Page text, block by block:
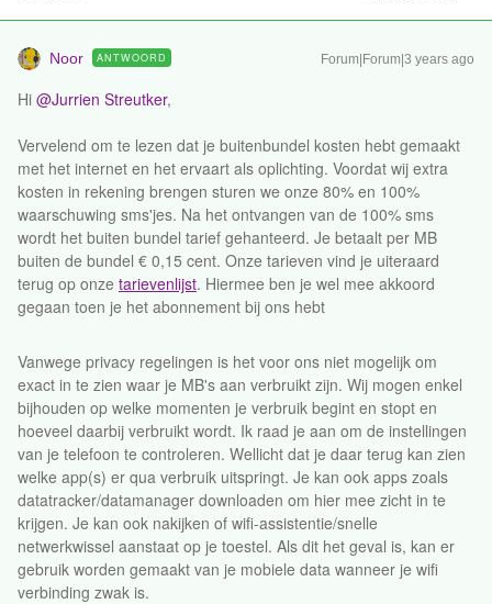
Noor ANTWOORD Forum|Forum|3 years ago
Hi @Jurrien Streutker,
Vervelend om te lezen dat je buitenbundel kosten hebt gemaakt
met het internet en het ervaart als oplichting. Voordat wij extra
kosten in rekening brengen sturen we onze 80% en 100%
waarschuwing sms'jes. Na het ontvangen van de 100% sms
wordt het buiten bundel tarief gehanteerd. Je betaalt per MB
buiten de bundel € 0,15 cent. Onze tarieven vind je uiteraard
terug op onze tarievenlijst. Hiermee ben je wel mee akkoord
gegaan toen je het abonnement bij ons hebt
Vanwege privacy regelingen is het voor ons niet mogelijk om
exact in te zien waar je MB's aan verbruikt zijn. Wij mogen enkel
bijhouden op welke momenten je verbruik begint en stopt en
hoeveel daarbij verbruikt wordt. Ik raad je aan om de instellingen
van je telefoon te controleren. Wellicht dat je daar terug kan zien
welke app(s) er qua verbruik uitspringt. Je kan ook apps zoals
datatracker/datamanager downloaden om hier mee zicht in te
krijgen. Je kan ook nakijken of wifi-assistentie/snelle
netwerkwissel aanstaat op je toestel. Als dit het geval is, kan er
gebruik worden gemaakt van je mobiele data wanneer je wifi
verbinding zwak is.